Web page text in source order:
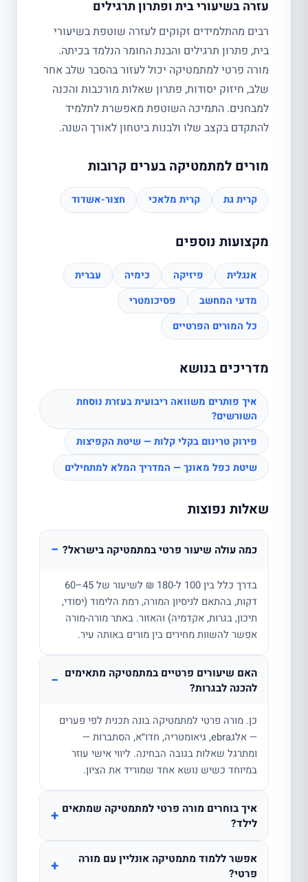
עזרה בשיעורי בית ופתרון תרגילים
רבים מהתלמידים זקוקים לעזרה שוטפת בשיעורי
בית, פתרון תרגילים והבנת החומר הנלמד בכיתה.
מורה פרטי למתמטיקה יכול לעזור בהסבר שלב אחר
שלב, חיזוק יסודות, פתרון שאלות מורכבות והכנה
למבחנים. התמיכה השוטפת מאפשרת לתלמיד
להתקדם בקצב שלו ולבנות ביטחון לאורך השנה.
מורים למתמטיקה בערים קרובות
קרית גת קרית מלאכי חצור-אשדוד
מקצועות נוספים
אנגלית פיזיקה כימיה
עברית
מדעי המחשב
פסיכומטרי
כל המורים הפרטיים
מדריכים בנושא
איך פותרים משוואה ריבועית בעזרת נוסחת
השורשים?
פירוק טרינום בקלי קלות — שיטת הקפיצות
שיטת כפל מאונך — המדריך המלא למתחילים
שאלות נפוצות
כמה עולה שיעור פרטי במתמטיקה בישראל? −
בדרך כלל בין 100 ל-180 ₪ לשיעור של 45–60
דקות, בהתאם לניסיון המורה, רמת הלימוד (יסודי,
תיכון, בגרות, אקדמיה) והאזור. באתר מורה-מורה
אפשר להשוות מחירים בין מורים באותה עיר.
האם שיעורים פרטיים במתמטיקה מתאימים
להכנה לבגרות?
−
כן. מורה פרטי למתמטיקה בונה תכנית לפי פערים
— אלגebra, גיאומטריה, חדו״א, הסתברות —
ומתרגל שאלות בגובה הבחינה. ליווי אישי עוזר
במיוחד כשיש נושא אחד שמוריד את הציון.
איך בוחרים מורה פרטי למתמטיקה שמתאים
לילד?
+
אפשר ללמוד מתמטיקה אונליין עם מורה
פרטי?
+